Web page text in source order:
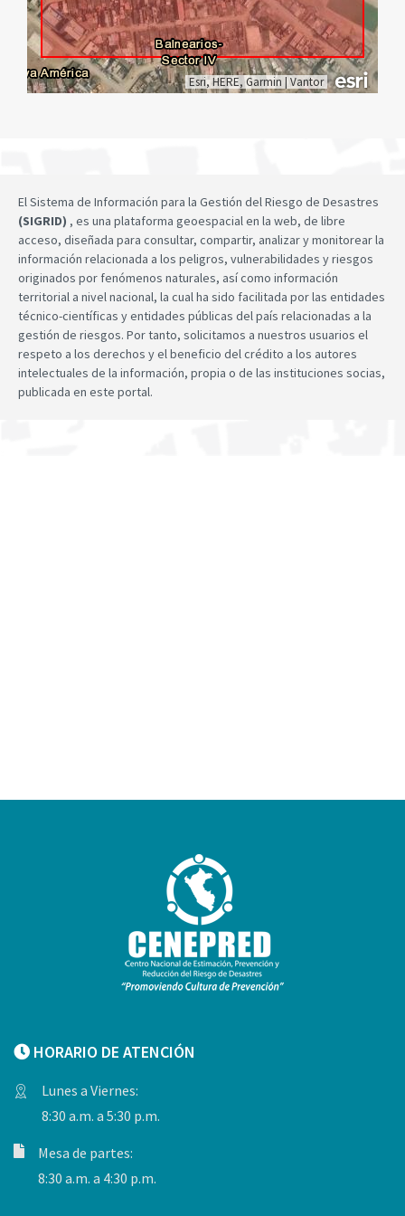
Esri, HERE, Garmin | Vantor
El Sistema de Información para la Gestión del Riesgo de Desastres
(SIGRID) , es una plataforma geoespacial en la web, de libre
acceso, diseñada para consultar, compartir, analizar y monitorear la
información relacionada a los peligros, vulnerabilidades y riesgos
originados por fenómenos naturales, así como información
territorial a nivel nacional, la cual ha sido facilitada por las entidades
técnico-científicas y entidades públicas del país relacionadas a la
gestión de riesgos. Por tanto, solicitamos a nuestros usuarios el
respeto a los derechos y el beneficio del crédito a los autores
intelectuales de la información, propia o de las instituciones socias,
publicada en este portal.
HORARIO DE ATENCIÓN
Lunes a Viernes:
8:30 a.m. a 5:30 p.m.
Mesa de partes:
8:30 a.m. a 4:30 p.m.